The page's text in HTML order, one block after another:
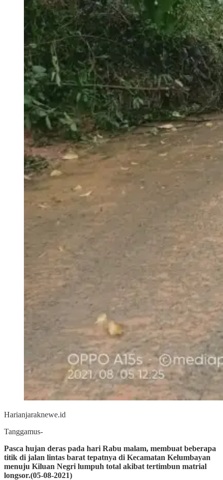
Harianjaraknewe.id
Tanggamus-
Pasca hujan deras pada hari Rabu malam, membuat beberapa
titik di jalan lintas barat tepatnya di Kecamatan Kelumbayan
menuju Kiluan Negri lumpuh total akibat tertimbun matrial
longsor.(05-08-2021)